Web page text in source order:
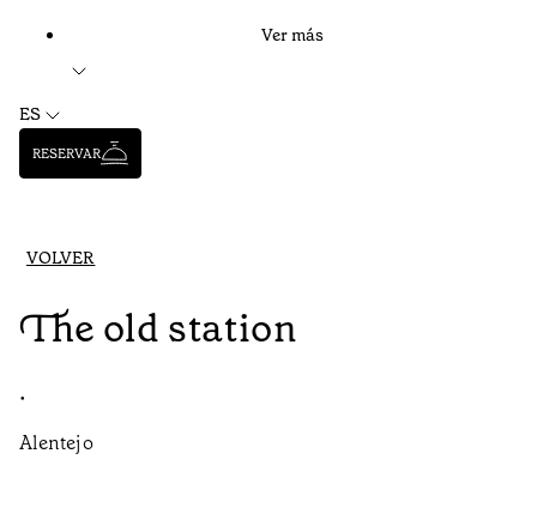
Ver más
ES
RESERVAR
VOLVER
The old station
•
Alentejo